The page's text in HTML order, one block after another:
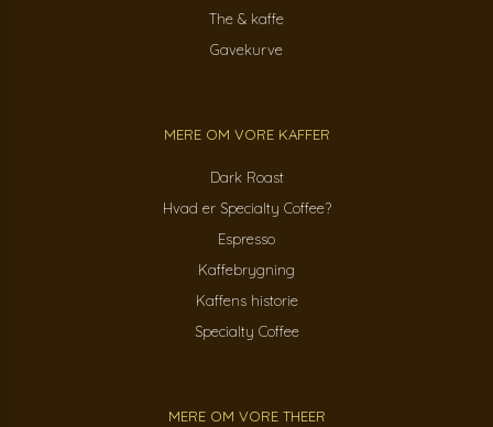
The & kaffe
Gavekurve
MERE OM VORE KAFFER
Dark Roast
Hvad er Specialty Coffee?
Espresso
Kaffebrygning
Kaffens historie
Specialty Coffee
MERE OM VORE THEER